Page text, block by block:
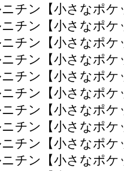
チン【小さなポケ
チン【小さなポケ
チン【小さなポケ
チン【小さなポケ
チン【小さなポケ
チン【小さなポケ
チン【小さなポケ
チン【小さなポケ
チン【小さなポケ
チン【小さなポケ